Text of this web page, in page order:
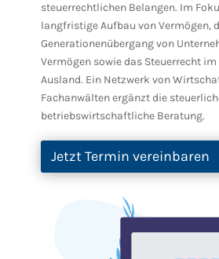
steuerrechtlichen Belangen. Im
langfristige Aufbau von Vermögen,
Generationenübergang von
Vermögen sowie das Steuerrecht im
Ausland. Ein Netzwerk von
Fachanwälten ergänzt die
betriebswirtschaftliche Beratung.
Jetzt Termin vereinbaren